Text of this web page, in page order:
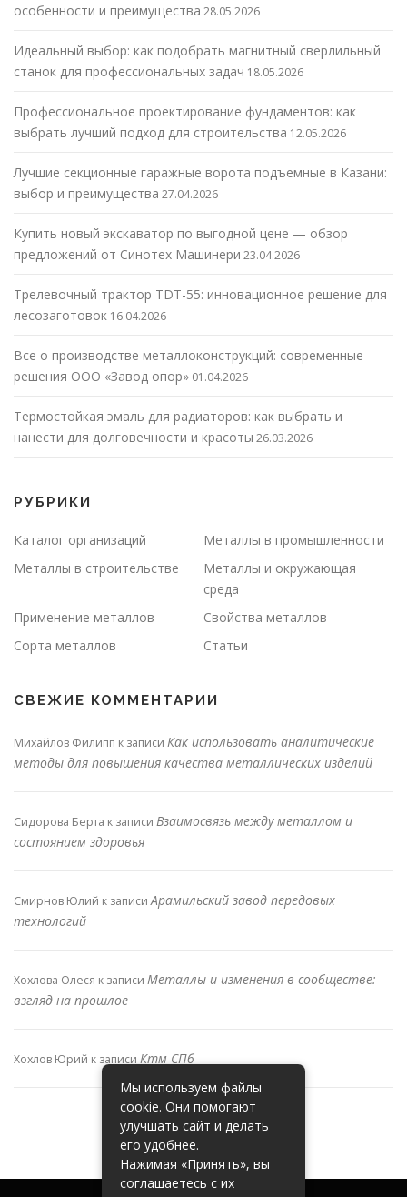
особенности и преимущества 28.05.2026
Идеальный выбор: как подобрать магнитный сверлильный
станок для профессиональных задач 18.05.2026
Профессиональное проектирование фундаментов: как
выбрать лучший подход для строительства 12.05.2026
Лучшие секционные гаражные ворота подъемные в Казани:
выбор и преимущества 27.04.2026
Купить новый экскаватор по выгодной цене — обзор
предложений от Синотех Машинери 23.04.2026
Трелевочный трактор TDT-55: инновационное решение для
лесозаготовок 16.04.2026
Все о производстве металлоконструкций: современные
решения ООО «Завод опор» 01.04.2026
Термостойкая эмаль для радиаторов: как выбрать и
нанести для долговечности и красоты 26.03.2026
РУБРИКИ
Каталог организаций
Металлы в промышленности
Металлы в строительстве
Металлы и окружающая
среда
Применение металлов
Свойства металлов
Сорта металлов
Статьи
СВЕЖИЕ КОММЕНТАРИИ
Михайлов Филипп к записи Как использовать аналитические
методы для повышения качества металлических изделий
Сидорова Берта к записи Взаимосвязь между металлом и
состоянием здоровья
Смирнов Юлий к записиАрамильский завод передовых
технологий
Хохлова Олеся к записи Металлы и изменения в сообществе:
взгляд на прошлое
Хохлов Юрий к записи Ктм СПб
Мы используем файлы
cookie. Они помогают
улучшать сайт и делать
его удобнее.
Нажимая «Принять», вы
соглашаетесь с их